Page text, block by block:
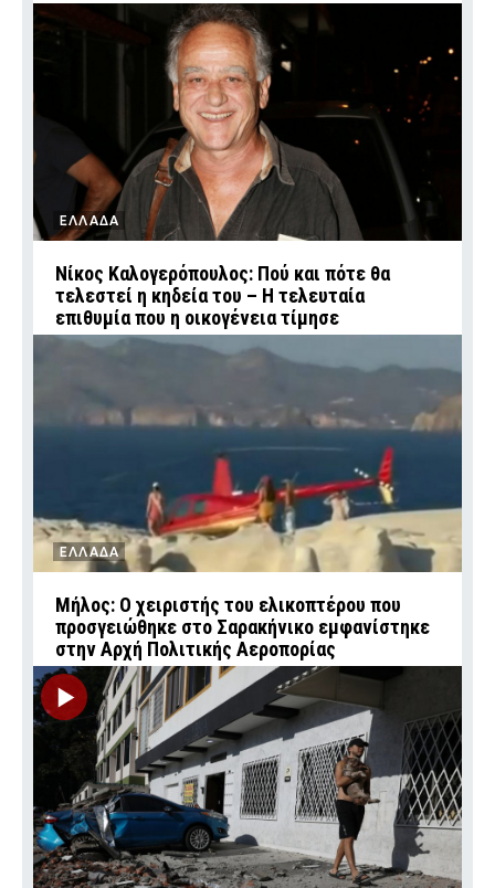
ΕΛΛΑΔΑ
Νίκος Καλογερόπουλος: Πού και πότε θα
τελεστεί η κηδεία του – Η τελευταία
επιθυμία που η οικογένεια τίμησε
ΕΛΛΑΔΑ
Μήλος: Ο χειριστής του ελικοπτέρου που
προσγειώθηκε στο Σαρακήνικο εμφανίστηκε
στην Αρχή Πολιτικής Αεροπορίας